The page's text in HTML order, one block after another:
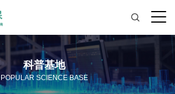
科普基地
POPULAR SCIENCE BASE